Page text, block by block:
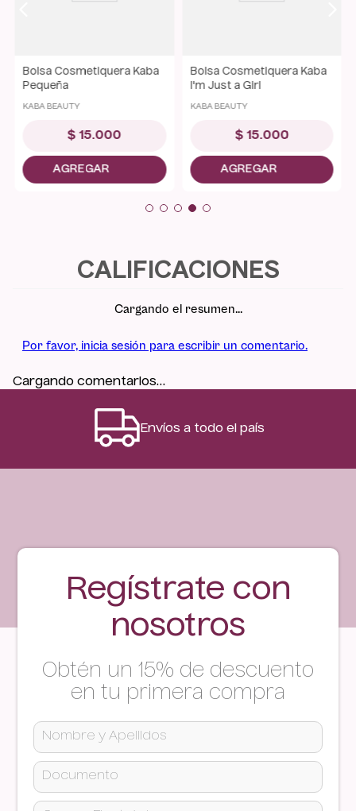
Bolsa Cosmetiquera Kaba
Pequeña
KABA BEAUTY
$ 15.000
Bolsa Cosmetiquera Kaba
I'm Just a Girl
KABA BEAUTY
$ 15.000
Cargando el resumen…
Por favor, inicia sesión para escribir un comentario.
Cargando comentarios…
Envíos a todo el país
Regístrate con
nosotros
Obtén un 15% de descuento
en tu primera compra